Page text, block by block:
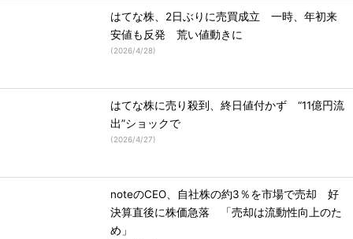
はてな株、2日ぶりに売買成立 一時、年初来
安値も反発 荒い値動きに
(2026/4/28)
はてな株に売り殺到、終日値付かず “11億円流
出”ショックで
(2026/4/27)
noteのCEO、自社株の約3％を市場で売却 好
決算直後に株価急落 「売却は流動性向上のた
め」